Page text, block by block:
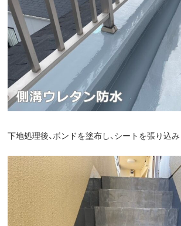
下地処理後、ボンドを塗布し、シートを張り込み